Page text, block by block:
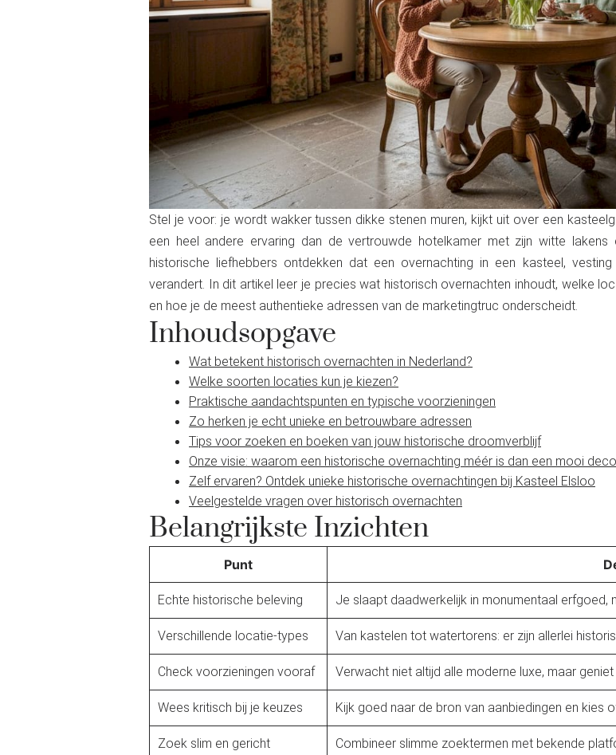
Stel je voor: je wordt wakker tussen dikke stenen muren, kijkt uit over een
een heel andere ervaring dan de vertrouwde hotelkamer met zijn witte
historische liefhebbers ontdekken dat een overnachting in een kasteel,
verandert. In dit artikel leer je precies wat historisch overnachten inhoudt, welke
en hoe je de meest authentieke adressen van de marketingtruc onderscheidt.
Inhoudsopgave
Wat betekent historisch overnachten in Nederland?
Welke soorten locaties kun je kiezen?
Praktische aandachtspunten en typische voorzieningen
Zo herken je echt unieke en betrouwbare adressen
Tips voor zoeken en boeken van jouw historische droomverblijf
Onze visie: waarom een historische overnachting méér is dan een mooi
Zelf ervaren? Ontdek unieke historische overnachtingen bij Kasteel Elsloo
Veelgestelde vragen over historisch overnachten
Belangrijkste Inzichten
Punt
Echte historische beleving Je slaapt daadwerkelijk in monumentaal erfgoed,
Verschillende locatie-types Van kastelen tot watertorens: er zijn allerlei
Check voorzieningen vooraf Verwacht niet altijd alle moderne luxe, maar
Wees kritisch bij je keuzes Kijk goed naar de bron van aanbiedingen en kies
Zoek slim en gericht Combineer slimme zoektermen met bekende